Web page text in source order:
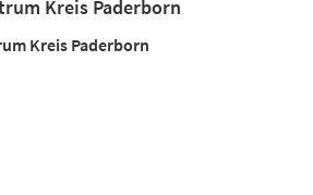
Kreis Paderborn
Kreis Paderborn